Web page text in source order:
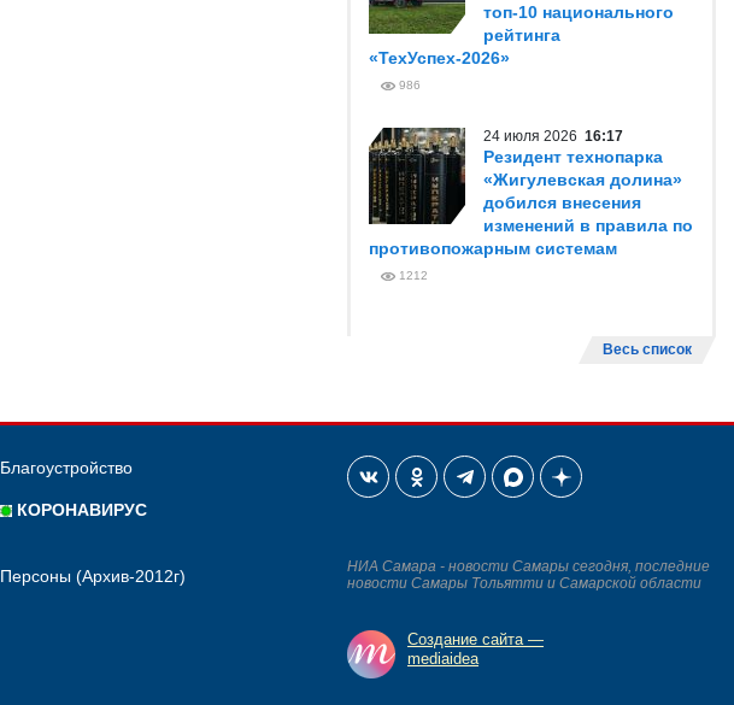
топ-10 национального
рейтинга
«ТехУспех-2026»
986
24 июля 2026 16:17
Резидент технопарка
«Жигулевская долина»
добился внесения
изменений в правила по
противопожарным системам
1212
Весь список
Благоустройство
КОРОНАВИРУС
Персоны (Архив-2012г)
НИА Самара - новости Самары сегодня, последние
новости Самары Тольятти и Самарской области
Создание сайта —
mediaidea